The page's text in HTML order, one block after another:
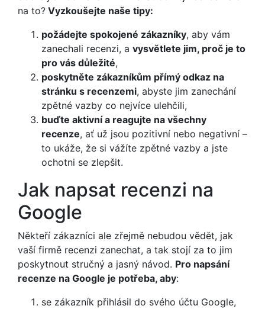
na to? Vyzkoušejte naše tipy:
požádejte spokojené zákazníky, aby vám
zanechali recenzi, a vysvětlete jim, proč je to
pro vás důležité,
poskytněte zákazníkům přímý odkaz na
stránku s recenzemi, abyste jim zanechání
zpětné vazby co nejvíce ulehčili,
buďte aktivní a reagujte na všechny
recenze, ať už jsou pozitivní nebo negativní –
to ukáže, že si vážíte zpětné vazby a jste
ochotni se zlepšit.
Jak napsat recenzi na
Google
Někteří zákazníci ale zřejmě nebudou vědět, jak
vaší firmě recenzi zanechat, a tak stojí za to jim
poskytnout stručný a jasný návod. Pro napsání
recenze na Google je potřeba, aby:
se zákazník přihlásil do svého účtu Google,